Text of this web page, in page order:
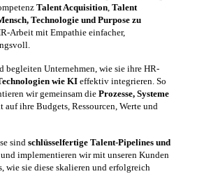
Talent Acquisition, Talent
Technologie und Purpose zu
Arbeit mit Empathie einfacher,
begleiten Unternehmen, wie sie ihre HR-
wie KI effektiv integrieren. So
wir gemeinsam die Prozesse, Systeme
auf ihre Budgets, Ressourcen, Werte und
sind schlüsselfertige Talent-Pipelines und
implementieren wir mit unseren Kunden
wie sie diese skalieren und erfolgreich